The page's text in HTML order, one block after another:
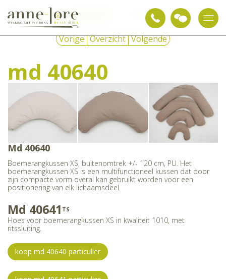
Zorgtextiel
Verpleegkundige
hulpmiddelen
Positioneringskussens
md
40640
Vorige Overzicht Volgende
md 40640
Md 40640
Boemerangkussen XS, buitenomtrek +/- 120 cm, PU. Het
boemerangkussen XS is een multifunctioneel kussen dat door
zijn compacte vorm overal kan gebruikt worden voor een
positionering van elk lichaamsdeel.
Md 40641 TS
Hoes voor boemerangkussen XS in kwaliteit 1010, met
ritssluiting.
koop md 40640 particulier